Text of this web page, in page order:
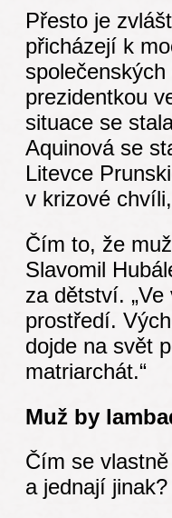
Přesto je
přicházejí k
prezidentkou
situace se
Aquinová se
Litevce
v krizové
Čím to, že
Slavomil
za dětství.
prostředí.
dojde na svět
matriarchát.“
Muž by
Čím se
a jednají jinak?